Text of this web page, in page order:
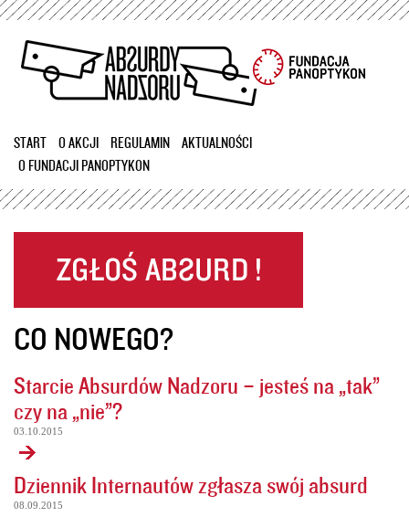
Przejdź
treści
START O AKCJI REGULAMIN
AKTUALNOŚCI
O FUNDACJI PANOPTYKON
CO NOWEGO?
Starcie Absurdów Nadzoru – jesteś na „tak”
czy na „nie”?
03.10.2015
Dziennik Internautów zgłasza swój absurd
08.09.2015